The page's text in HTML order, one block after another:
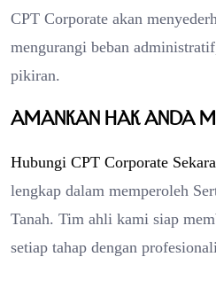
CPT Corporate akan
mengurangi beban
pikiran.
Amankan hak Anda
Hubungi CPT Corporate
lengkap dalam memperoleh
Tanah. Tim ahli kami siap
setiap tahap dengan